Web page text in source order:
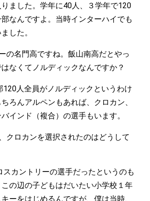
ました。学年に40人、３学年で120
なんですよ。当時インターハイでも
した。
の名門高ですね。飯山南高だとやっ
なくてノルディックなんですか？
120人全員がノルディックというわけ
ろんアルペンもあれば、クロカン、
インド（複合）の選手もいます。
クロカンを選択されたのはどうして
スカントリーの選手だったというのも
の辺の子どもはだいたい小学校１年
ーをはじめるんですが、僕は当時、